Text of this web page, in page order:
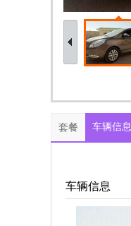
套餐 车辆信息
车辆信息